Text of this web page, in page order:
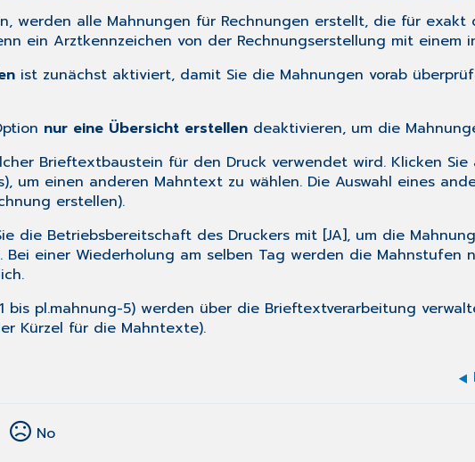
werden alle Mahnungen für Rechnungen erstellt, die für
ein Arztkennzeichen von der Rechnungserstellung mit einem
ist zunächst aktiviert, damit Sie die Mahnungen vorab
nur eine Übersicht erstellen deaktivieren, um die
Brieftextbaustein für den Druck verwendet wird. Klicken Sie
), um einen anderen Mahntext zu wählen. Die Auswahl eines
erstellen).
die Betriebsbereitschaft des Druckers mit [JA], um die
einer Wiederholung am selben Tag werden die Mahnstufen
bis pl.mahnung-5) werden über die Brieftextverarbeitung
Kürzel für die Mahntexte).
No